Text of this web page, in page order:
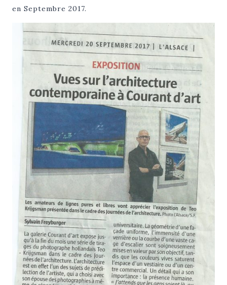
en Septembre 2017.